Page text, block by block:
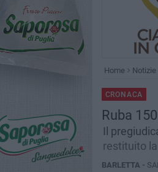
Home
CRONACA
Ruba
Il
restituito
BARLETTA -